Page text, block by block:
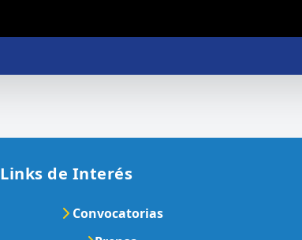
Links de Interés
Convocatorias